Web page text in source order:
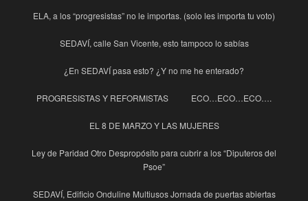
ELA, a los “progresistas” no le importas. (solo les importa tu voto)
SEDAVÍ, calle San Vicente, esto tampoco lo sabías
¿En SEDAVÍ pasa esto? ¿Y no me he enterado?
PROGRESISTAS Y REFORMISTAS ECO…ECO…ECO….
EL 8 DE MARZO Y LAS MUJERES
Ley de Paridad Otro Despropósito para cubrir a los “Diputeros del
Psoe”
SEDAVÍ, Edificio Onduline Multiusos Jornada de puertas abiertas